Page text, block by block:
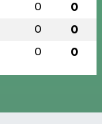
0 0
0 0
0 0